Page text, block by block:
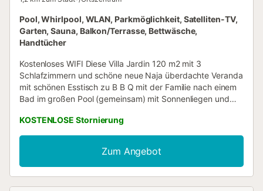
Pool, Whirlpool, WLAN, Parkmöglichkeit, Satelliten-TV,
Garten, Sauna, Balkon/Terrasse, Bettwäsche,
Handtücher
Kostenloses WIFI Diese Villa Jardin 120 m2 mit 3
Schlafzimmern und schöne neue Naja überdachte Veranda
mit schönen Esstisch zu B B Q mit der Familie nach einem
Bad im großen Pool (gemeinsam) mit Sonnenliegen und
Spaziergang in der Umgebung. Restaurants reichen für
zwischen 7 € und 15 € ein Menü mit einer Flasche Wein
oder etwas anderem. Die Küche bietet allen Komfort für die
Hausmannskost. Waschmaschine für die Urlaubswäsche.
Kostenloses WLAN und Parkplatz....
KOSTENLOSE Stornierung
Zum Angebot